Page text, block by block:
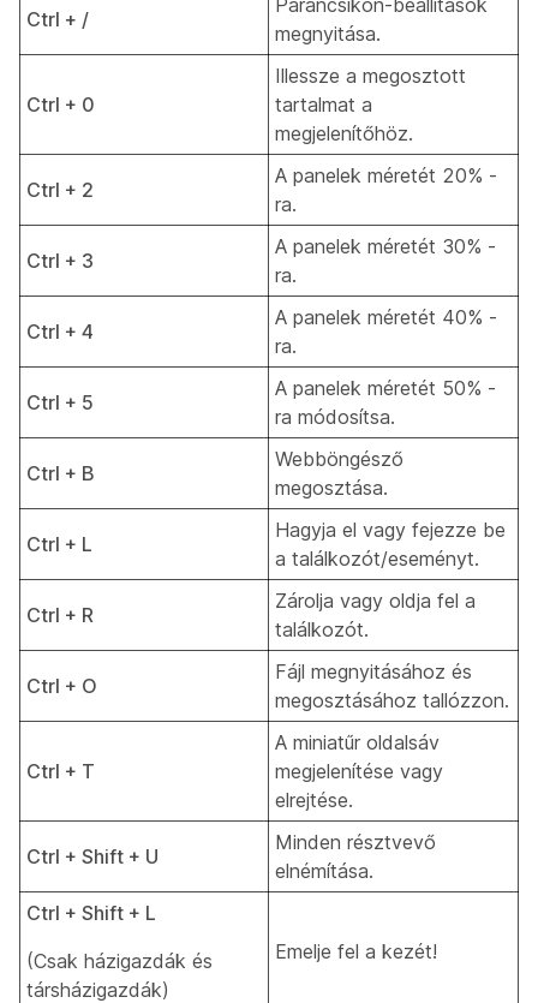
Ctrl + /
Parancsikon-beállítások
megnyitása.
Ctrl + 0
Illessze a megosztott
tartalmat a
megjelenítőhöz.
Ctrl + 2
A panelek méretét 20% -
ra.
Ctrl + 3
A panelek méretét 30% -
ra.
Ctrl + 4
A panelek méretét 40% -
ra.
Ctrl + 5
A panelek méretét 50% -
ra módosítsa.
Ctrl + B
Webböngésző
megosztása.
Ctrl + L
Hagyja el vagy fejezze be
a találkozót/eseményt.
Ctrl + R
Zárolja vagy oldja fel a
találkozót.
Ctrl + O
Fájl megnyitásához és
megosztásához tallózzon.
Ctrl + T
A miniatűr oldalsáv
megjelenítése vagy
elrejtése.
Ctrl + Shift + U
Minden résztvevő
elnémítása.
Ctrl + Shift + L
(Csak házigazdák és
társházigazdák)
Emelje fel a kezét!